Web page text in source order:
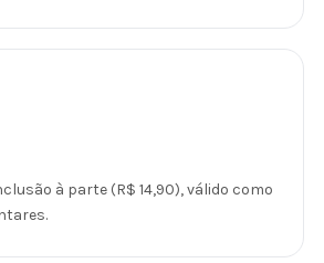
à parte (R$ 14,90), válido como